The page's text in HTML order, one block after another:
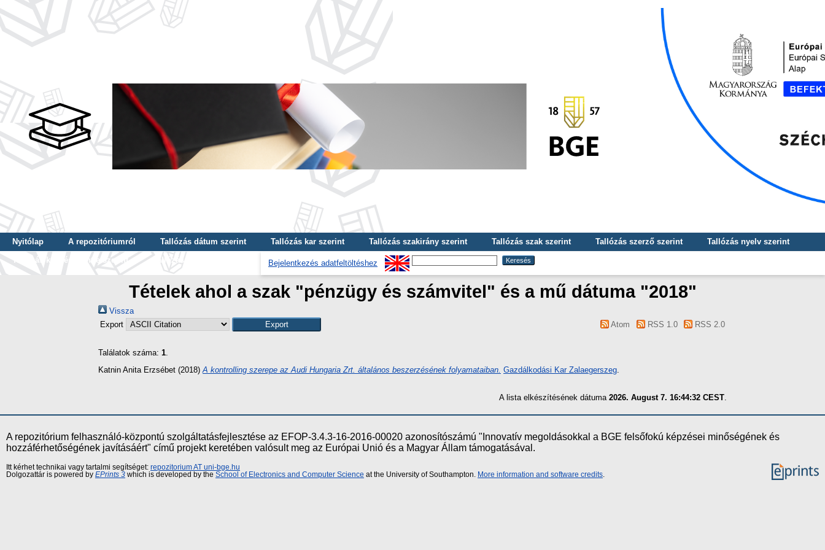
Nyitólap A repozitóriumról Tallózás dátum szerint Tallózás kar szerint Tallózás szakirány szerint Tallózás szak szerint Tallózás szerző szerint
Tallózás nyelv szerint
Tallózás képzés szintje szerint
Tallózás kulcsszó szerint Bejelentkezés adatfeltöltéshez
Tételek ahol a szak "pénzügy és számvitel" és a mű dátuma "2018"
Vissza
Export
Atom RSS 1.0 RSS 2.0
Találatok száma: 1.
Katnin Anita Erzsébet (2018) A kontrolling szerepe az Audi Hungaria Zrt. általános beszerzésének folyamataiban. Gazdálkodási Kar Zalaegerszeg
A lista elkészítésének dátuma 2026. August 7. 16:44:32 CEST
A repozitórium felhasználó-központú szolgáltatásfejlesztése az EFOP-3.4.3-16-2016-00020 azonosítószámú "Innovatív megoldásokkal a BGE felsőfokú képzései minőségének és
hozzáférhetőségének javításáért" című projekt keretében valósult meg az Európai Unió és a Magyar Állam támogatásával.
Itt kérhet technikai vagy tartalmi segítséget: repozitorium AT uni-bge.hu
Dolgozattár is powered by EPrints 3 which is developed by the School of Electronics and Computer Science at the University of Southampton. More information and software credits